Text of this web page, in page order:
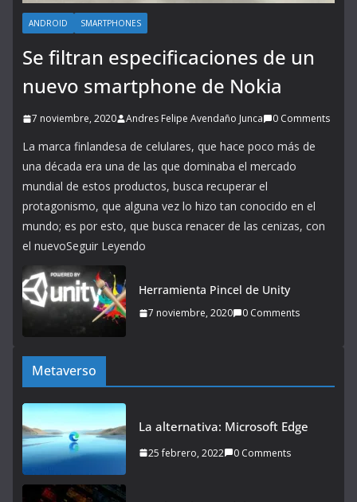
ANDROID SMARTPHONES
Se filtran especificaciones de un
nuevo smartphone de Nokia
7 noviembre, 2020 Andres Felipe Avendaño Junca 0 Comments
La marca finlandesa de celulares, que hace poco más de
una década era una de las que dominaba el mercado
mundial de estos productos, busca recuperar el
protagonismo, que alguna vez lo hizo tan conocido en el
mundo; es por esto, que busca renacer de las cenizas, con
el nuevoSeguir Leyendo
Herramienta Pincel de Unity
7 noviembre, 2020 0 Comments
Metaverso
La alternativa: Microsoft Edge
25 febrero, 2022 0 Comments